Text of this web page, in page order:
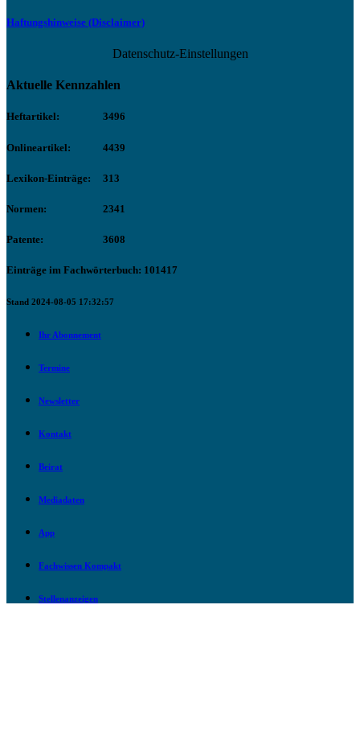
Haftungshinweise (Disclaimer)
Datenschutz-Einstellungen
Aktuelle Kennzahlen
Heftartikel: 3496
Onlineartikel: 4439
Lexikon-Einträge: 313
Normen: 2341
Patente: 3608
Einträge im Fachwörterbuch: 101417
Stand 2024-08-05 17:32:57
Ihr Abonnement
Termine
Newsletter
Kontakt
Beirat
Mediadaten
App
Fachwissen Kompakt
Stellenanzeigen